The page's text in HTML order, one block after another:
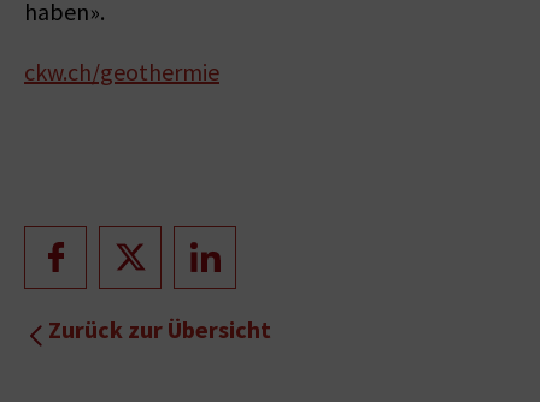
haben».
ckw.ch/geothermie
Zurück zur Übersicht